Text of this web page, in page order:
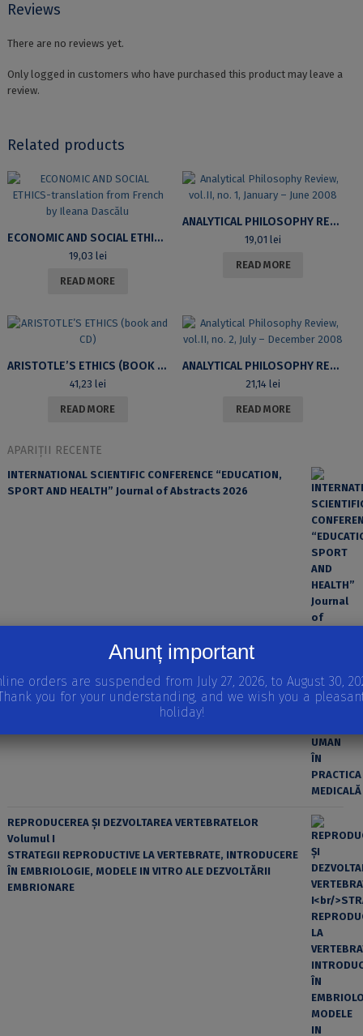
Reviews
There are no reviews yet.
Only logged in customers who have purchased this product may leave a
review.
Related products
ECONOMIC AND SOCIAL ETHICS-TRANSLATION FROM FRENCH BY ILEANA DASCĂLU
19,03 lei
READ MORE
ANALYTICAL PHILOSOPHY REVIEW, VOL.II, NO. 1, JANUARY – JUNE 2008
19,01lei
READ MORE
ARISTOTLE’S ETHICS (BOOK AND CD)
41,23 lei
READ MORE
ANALYTICAL PHILOSOPHY REVIEW, VOL.II, NO. 2, JULY – DECEMBER 2008
21,14lei
READ MORE
APARIȚII RECENTE
INTERNATIONAL SCIENTIFIC CONFERENCE “EDUCATION,
SPORT AND HEALTH” Journal of Abstracts 2026
EROAREA ȘI FACTORUL UMAN ÎN PRACTICA MEDICALĂ
REPRODUCEREA ȘI DEZVOLTAREA VERTEBRATELOR
Volumul I
STRATEGII REPRODUCTIVE LA VERTEBRATE, INTRODUCERE
ÎN EMBRIOLOGIE, MODELE IN VITRO ALE DEZVOLTĂRII
EMBRIONARE
Anunț important
orders are suspended from July 27, 2026, to August 30,
you for your understanding, and we wish you a
holiday!